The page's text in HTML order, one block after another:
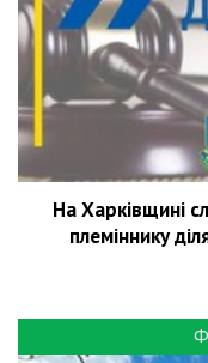
На Харківщині
племіннику